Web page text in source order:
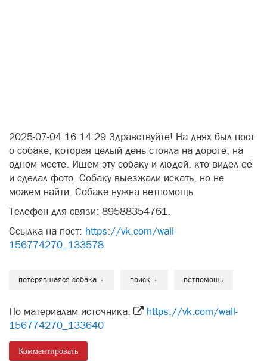
2025-07-04 16:14:29 Здравствуйте! На днях был пост
о собаке, которая целый день стояла на дороге, на
одном месте. Ищем эту собаку и людей, кто видел её
и сделал фото. Собаку выезжали искать, но не
можем найти. Собаке нужна ветпомощь.
Телефон для связи: 89588354761.
Ссылка на пост: https://vk.com/wall-
156774270_133578
потерявшаяся собака поиск ветпомощь
По материалам источника:
https://vk.com/wall-
156774270_133640
Комментировать